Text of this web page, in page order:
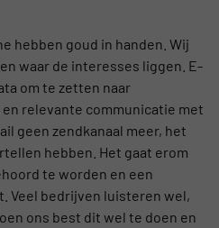
hebben goud in handen. Wij
waar de interesses liggen. E-
om te zetten naar
relevante communicatie met
geen zendkanaal meer, het
hebben. Het gaat erom
te worden en een
Veel bedrijven luisteren wel,
ons best dit wel te doen en